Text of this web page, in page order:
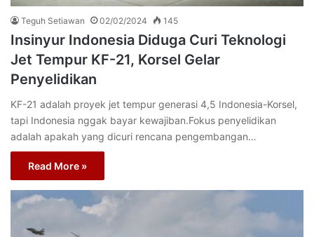
Teguh Setiawan 02/02/2024 145
Insinyur Indonesia Diduga Curi Teknologi
Jet Tempur KF-21, Korsel Gelar
Penyelidikan
KF-21 adalah proyek jet tempur generasi 4,5 Indonesia-Korsel,
tapi Indonesia nggak bayar kewajiban.Fokus penyelidikan
adalah apakah yang dicuri rencana pengembangan…
Read More »